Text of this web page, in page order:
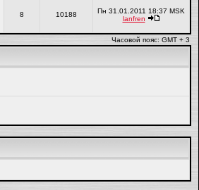
8 10188
Пн 31.01.2011 18:37 MSK
lanfren
Часовой пояс: GMT + 3